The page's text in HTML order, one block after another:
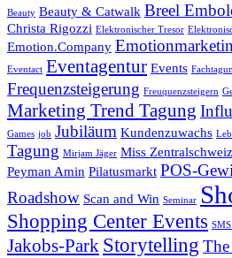
Beauty Beauty & Catwalk Breel
Christa Rigozzi Elektronischer Tresor
Emotion.Company
Eventact Eventagentur Events
Frequenzsteigerung Freuquenzsteigern
Marketing Trend Tagung
Games job Jubiläum Kundenzuwachs
Tagung Mirjam Jäger Miss
Peyman Amin Pilatusmarkt POS-
Roadshow Scan and Win Seminar
Shopping Center Events
Jakobs-Park Storytelling